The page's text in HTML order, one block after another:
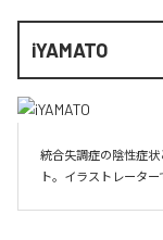
iYAMATO
統合失調症の陰性症
ト。イラストレーター